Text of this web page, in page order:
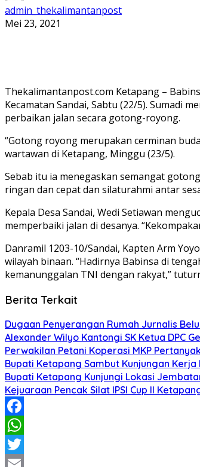
admin_thekalimantanpost
Mei 23, 2021
Thekalimantanpost.com Ketapang –
Kecamatan Sandai, Sabtu (22/5). Sumadi
perbaikan jalan secara gotong-royong.
“Gotong royong merupakan cerminan
wartawan di Ketapang, Minggu (23/5).
Sebab itu ia menegaskan semangat
ringan dan cepat dan silaturahmi antar
Kepala Desa Sandai, Wedi Setiawan
memperbaiki jalan di desanya.
Danramil 1203-10/Sandai, Kapten Arm
wilayah binaan. “Hadirnya Babinsa di
kemanunggalan TNI dengan rakyat,”
Berita Terkait
Dugaan Penyerangan Rumah Jurnalis
Alexander Wilyo Kantongi SK Ketua DPC
Perwakilan Petani Koperasi MKP
Bupati Ketapang Sambut Kunjungan
Bupati Ketapang Kunjungi Lokasi
Kejuaraan Pencak Silat IPSI Cup II
Facebook
WhatsApp
Twitter